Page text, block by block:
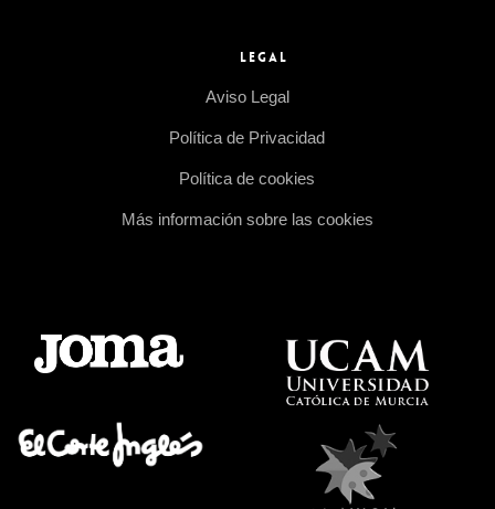
LEGAL
Aviso Legal
Política de Privacidad
Política de cookies
Más información sobre las cookies